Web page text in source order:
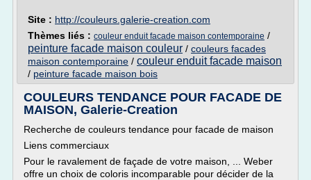
Site : http://couleurs.galerie-creation.com
Thèmes liés : couleur enduit facade maison contemporaine /
peinture facade maison couleur / couleurs facades
maison contemporaine / couleur enduit facade maison
/ peinture facade maison bois
COULEURS TENDANCE POUR FACADE DE
MAISON, Galerie-Creation
Recherche de couleurs tendance pour facade de maison
Liens commerciaux
Pour le ravalement de façade de votre maison, ... Weber
offre un choix de coloris incomparable pour décider de la